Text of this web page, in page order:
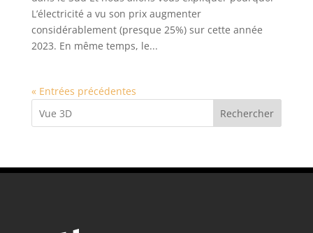
L’électricité a vu son prix augmenter
considérablement (presque 25%) sur cette année
2023. En même temps, le...
« Entrées précédentes
Rechercher